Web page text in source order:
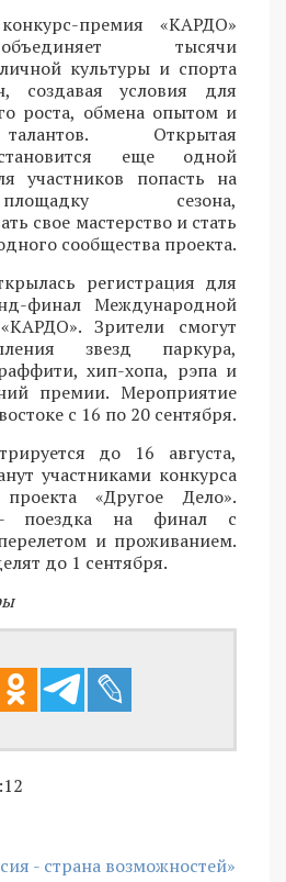
премия «КАРДО»
тысячи
культуры и спорта
создавая условия для
роста, обмена опытом и
Открытая
еще одной
участников попасть на
сезона,
свое мастерство и стать
сообщества проекта.
регистрация для
финал Международной
Зрители смогут
звезд паркура,
хип-хопа, рэпа и
премии. Мероприятие
с 16 по 20 сентября.
до 16 августа,
участниками конкурса
«Другое Дело».
поездка на финал с
и проживанием.
до 1 сентября.
- страна возможностей»